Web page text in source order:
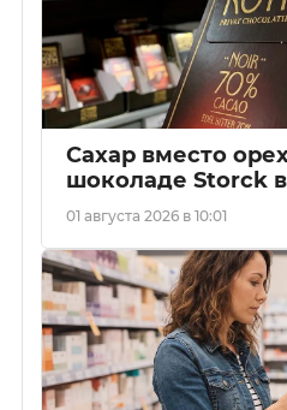
Сахар вместо
шоколаде Storck
01 августа 2026 в 10:01